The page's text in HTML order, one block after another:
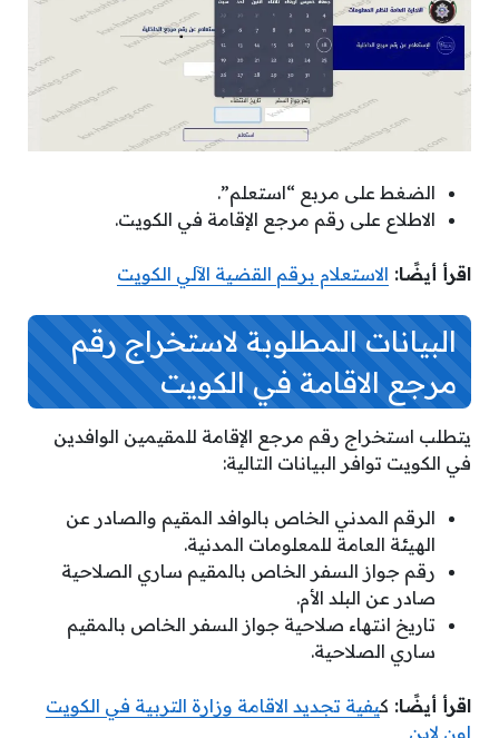
الضغط على مربع “استعلم”.
الاطلاع على رقم مرجع الإقامة في الكويت.
اقرأ أيضًا: الاستعلام برقم القضية الآلي الكويت
البيانات المطلوبة لاستخراج رقم
مرجع الاقامة في الكويت
يتطلب استخراج رقم مرجع الإقامة للمقيمين الوافدين
في الكويت توافر البيانات التالية:
الرقم المدني الخاص بالوافد المقيم والصادر عن
الهيئة العامة للمعلومات المدنية.
رقم جواز السفر الخاص بالمقيم ساري الصلاحية
صادر عن البلد الأم.
تاريخ انتهاء صلاحية جواز السفر الخاص بالمقيم
ساري الصلاحية.
اقرأ أيضًا: كيفية تجديد الاقامة وزارة التربية في الكويت
اون لاين